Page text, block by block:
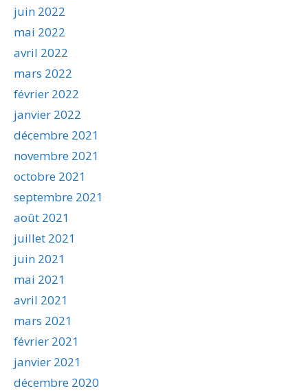
juin 2022
mai 2022
avril 2022
mars 2022
février 2022
janvier 2022
décembre 2021
novembre 2021
octobre 2021
septembre 2021
août 2021
juillet 2021
juin 2021
mai 2021
avril 2021
mars 2021
février 2021
janvier 2021
décembre 2020